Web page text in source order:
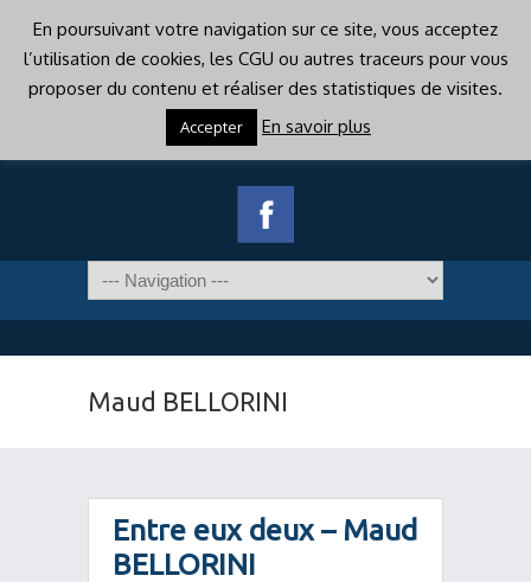
Maud BELLORINI
Entre eux deux – Maud
BELLORINI
En poursuivant votre navigation sur ce site, vous acceptez
l’utilisation de cookies, les CGU ou autres traceurs pour vous
proposer du contenu et réaliser des statistiques de visites.
Accepter En savoir plus